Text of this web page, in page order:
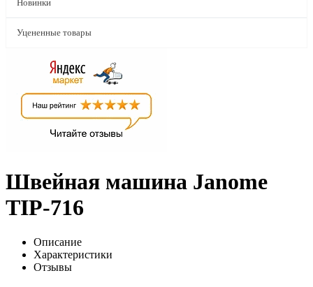
Новинки
Уцененные товары
Швейная машина Janome
TIP-716
Описание
Характеристики
Отзывы